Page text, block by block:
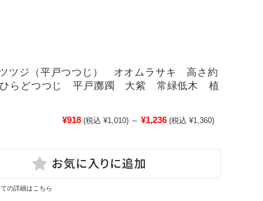
ツジ（平戸つつじ） オオムラサキ 高さ約
らどつつじ 平戸躑躅 大紫 常緑低木 植
¥918 (税込 ¥1,010) ～ ¥1,236 (税込 ¥1,360)
の詳細はこちら